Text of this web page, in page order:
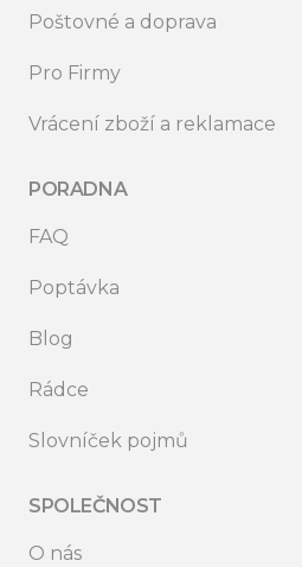
Poštovné a doprava
Pro Firmy
Vrácení zboží a reklamace
PORADNA
FAQ
Poptávka
Blog
Rádce
Slovníček pojmů
SPOLEČNOST
O nás